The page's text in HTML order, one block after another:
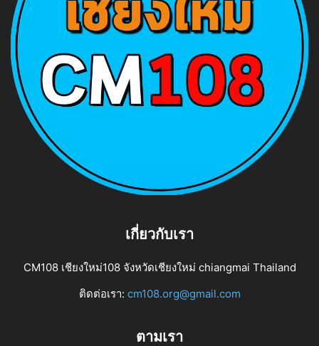
เกี่ยวกับเรา
CM108 เชียงใหม่108 จังหวัดเชียงใหม่ chiangmai Thailand
ติดต่อเรา: cm108.org@gmail.com
ตามเรา